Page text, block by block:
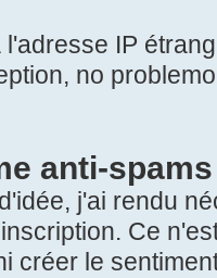
IP
no
anti-spams
j'ai rendu
Ce
créer le